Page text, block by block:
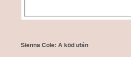
Sienna Cole: A köd után